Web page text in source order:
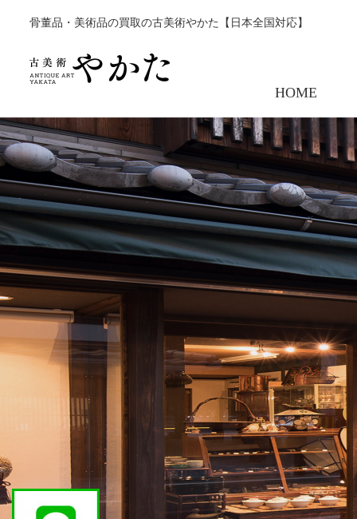
骨董品・美術品の買取の古美術やかた【日本全国対応】
HOME